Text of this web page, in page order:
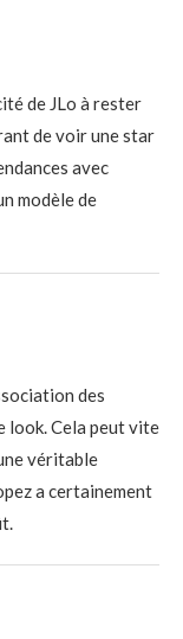
de JLo à rester
de voir une star
avec
modèle de
des
look. Cela peut vite
véritable
a certainement